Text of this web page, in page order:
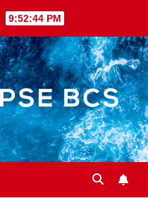
9:52:46 PM